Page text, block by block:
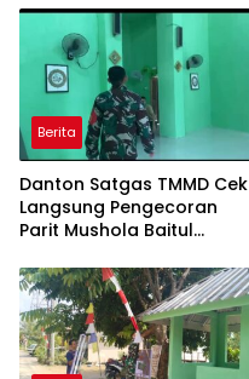
Berita
Danton Satgas TMMD Cek
Langsung Pengecoran
Parit Mushola Baitul